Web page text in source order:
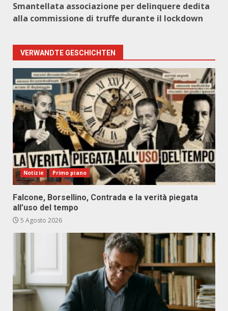
Smantellata associazione per delinquere dedita
alla commissione di truffe durante il lockdown
VERWANDTE GESCHICHTEN
Notizie Primo piano
Falcone, Borsellino, Contrada e la verità piegata
all’uso del tempo
5 Agosto 2026